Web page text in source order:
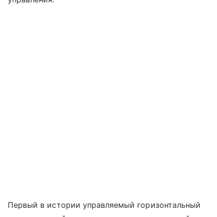
Первый в истории управляемый горизонтальный